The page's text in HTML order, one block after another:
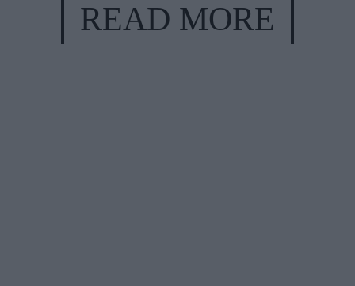
READ MORE